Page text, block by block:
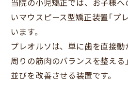
当院の小児矯正では、お子様
いマウスピース型矯正装置「プ
います。
プレオルソは、単に歯を直接動
周りの筋肉のバランスを整える
並びを改善させる装置です。